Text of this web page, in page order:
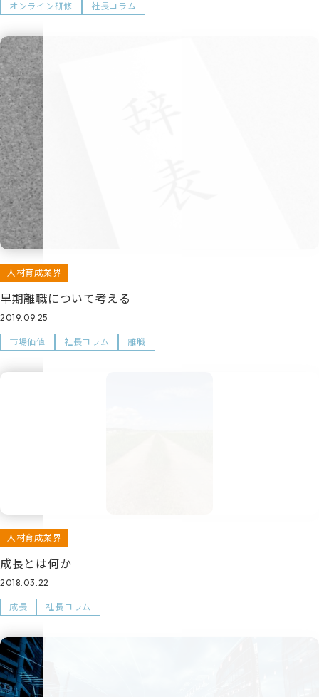
オンライン研修 社長コラム
人材育成業界
早期離職について考える
2019.09.25
市場価値 社長コラム 離職
人材育成業界
成長とは何か
2018.03.22
成長 社長コラム